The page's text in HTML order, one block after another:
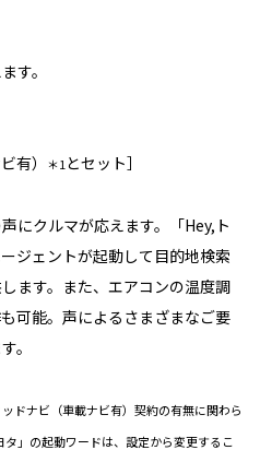
す。
有）
＊1とセット］
にクルマが応えます。「Hey,ト
ジェントが起動して目的地検索
ます。また、エアコンの温度調
可能。声によるさまざまなご要
。
ドナビ（車載ナビ有）契約の有無に関わら
」の起動ワードは、設定から変更するこ